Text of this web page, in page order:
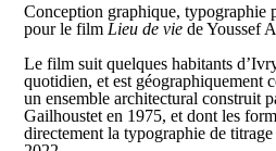
Conception graphique, typographie
pour le film Lieu de vie de Youssef
Le film suit quelques habitants
quotidien, et est géographiquement
un ensemble architectural construit
Gailhoustet en 1975, et dont les
directement la typographie de